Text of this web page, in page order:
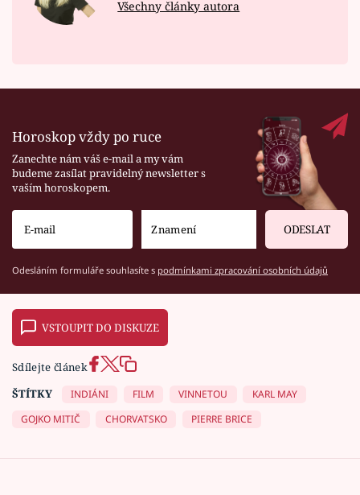
Všechny články autora
Horoskop vždy po ruce
Zanechte nám váš e-mail a my vám
budeme zasílat pravidelný newsletter s
vaším horoskopem.
ODESLAT
Odesláním formuláře souhlasíte s podmínkami zpracování osobních údajů
VSTOUPIT DO DISKUZE
Sdílejte článek
ŠTÍTKY
INDIÁNI FILM VINNETOU
KARL MAY
GOJKO MITIČ
CHORVATSKO PIERRE BRICE